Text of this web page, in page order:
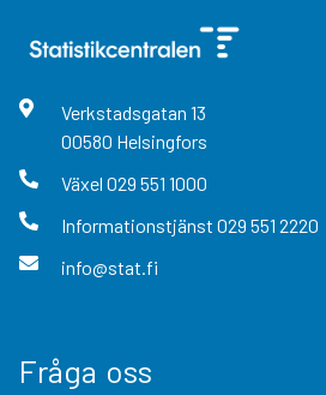
Verkstadsgatan 13
00580 Helsingfors
Växel 029 551 1000
Informationstjänst 029 551 2220
info@stat.fi
Fråga oss